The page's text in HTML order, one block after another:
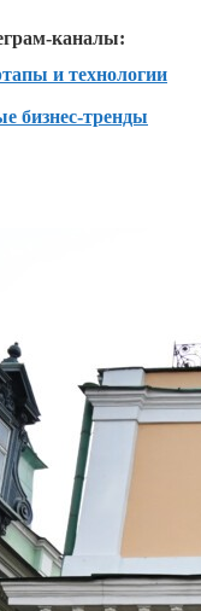
каналы:
и технологии
бизнес-тренды